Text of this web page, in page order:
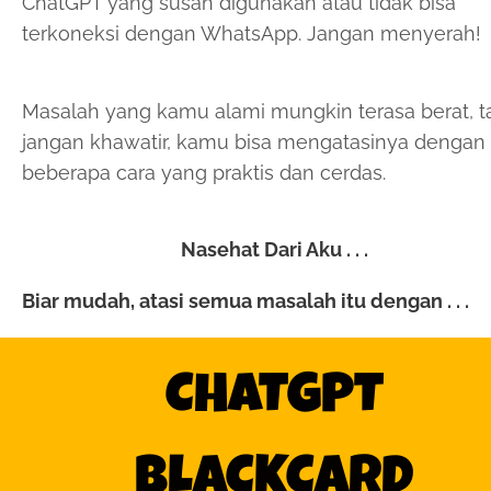
terkoneksi dengan WhatsApp. Jangan menyerah!
Masalah yang kamu alami mungkin terasa berat,
jangan khawatir, kamu bisa mengatasinya dengan
beberapa cara yang praktis dan cerdas.
Nasehat Dari Aku . . .
Biar mudah, atasi semua masalah itu dengan . . .
CHATGPT